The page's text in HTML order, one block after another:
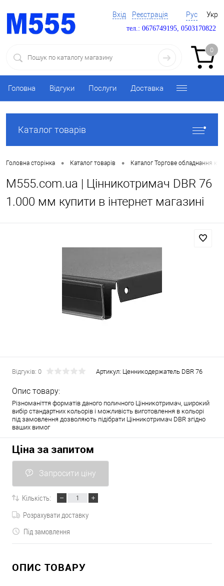
Вхід Реєстрація Рус Укр
тел.: 0676749195, 0503170822
0
Головна Відгуки Послуги Доставка
Каталог товарів
Головна сторінка • Каталог товарів • Каталог Торгове обладнання
M555.com.ua | Цінникотримач DBR 76
1.000 мм купити в інтернет магазині
Відгуків: 0 Артикул: Ценникодержатель DBR 76
Опис товару:
Різноманіття форматів даного поличного Цінникотримач, широкий
вибір стандартних кольорів і можливість виготовлення в кольорі
під замовлення дозволяють підібрати Цінникотримач DBR згідно
ваших вимог
Ціна за запитом
Запросити ціну
Кількість:
Розрахувати доставку
Під замовлення
ОПИС ТОВАРУ